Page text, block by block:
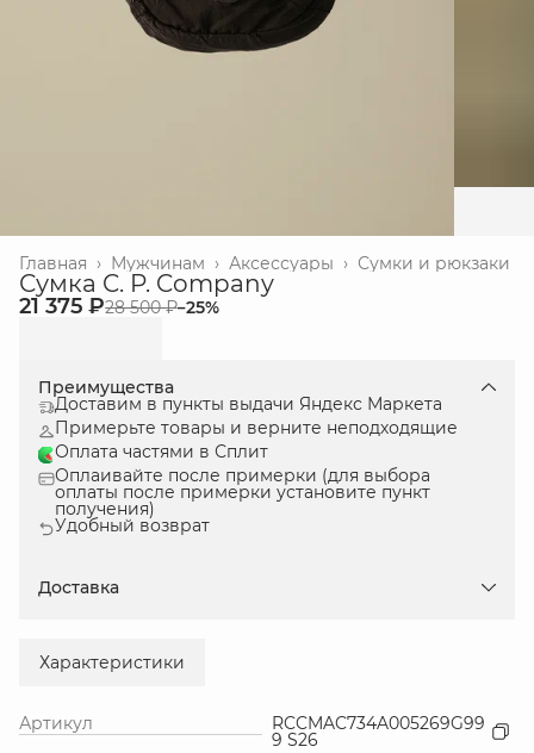
Сумки и рюкзаки
Аксессуары ›
Мужчинам ›
Главная ›
Сумка C. P. Company
21 375 ₽28 500 ₽−25%
Преимущества
Доставим в пункты выдачи Яндекс Маркета
Примерьте товары и верните неподходящие
Оплата частями в Сплит
Оплаивайте после примерки (для выбора
оплаты после примерки установите пункт
получения)
Удобный возврат
Доставка
Характеристики
Артикул RCCMAC734A005269G99
9 S26